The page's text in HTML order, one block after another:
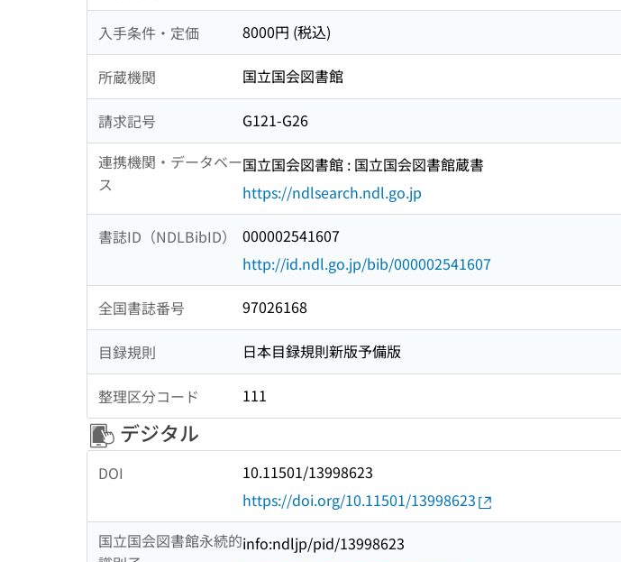
入手条件・定価 8000円 (税込)
所蔵機関 国立国会図書館
請求記号
G121-G26
連携機関・データベー
ス
国立国会図書館 : 国立国会図書館蔵書
https://ndlsearch.ndl.go.jp
書誌ID（NDLBibID）
000002541607
http://id.ndl.go.jp/bib/000002541607
全国書誌番号 97026168
目録規則 日本目録規則新版予備版
整理区分コード 111
デジタル
DOI
10.11501/13998623
https://doi.org/10.11501/13998623
国立国会図書館永続的info:ndljp/pid/13998623